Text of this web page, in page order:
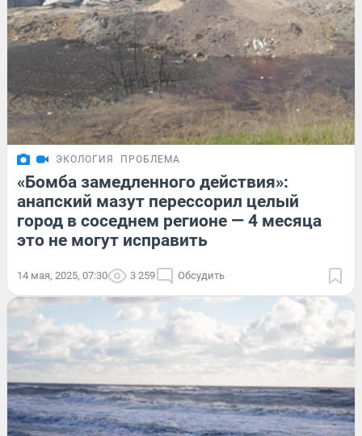
ЭКОЛОГИЯ ПРОБЛЕМА
«Бомба замедленного действия»:
анапский мазут перессорил целый
город в соседнем регионе — 4 месяца
это не могут исправить
14 мая, 2025, 07:30 3 259 Обсудить